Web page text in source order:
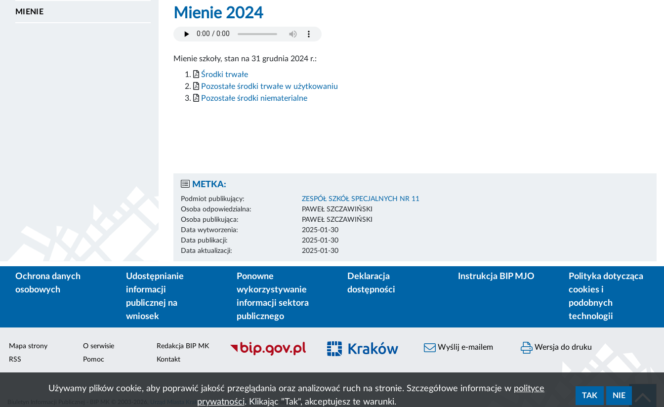
Używamy plików cookie, aby poprawić jakość przeglądania oraz analizować ruch na stronie. Szczegółowe informacje w polityce
prywatności. Klikając "Tak", akceptujesz te warunki.
TAK NIE
MIENIE Mienie 2024
Mienie szkoły, stan na 31 grudnia 2024 r.:
Środki trwałe
Pozostałe środki trwałe w użytkowaniu
Pozostałe środki niematerialne
METKA:
Podmiot publikujący:
ZESPÓŁ SZKÓŁ SPECJALNYCH NR 11
Osoba odpowiedzialna:
PAWEŁ SZCZAWIŃSKI
Osoba publikująca:
PAWEŁ SZCZAWIŃSKI
Data wytworzenia:
2025-01-30
Data publikacji:
2025-01-30
Data aktualizacji:
2025-01-30
Ochrona danych
osobowych
Udostępnianie
informacji
publicznej na
wniosek
Ponowne
wykorzystywanie
informacji sektora
publicznego
Deklaracja
dostępności
Instrukcja BIP MJO
Polityka dotycząca
cookies i
podobnych
technologii
Mapa strony
RSS
O serwisie
Pomoc
Redakcja BIP MK
Kontakt
Wyślij e-mailem Wersja do druku
Urząd Miasta Krakowa,ACK Cyfronet AGHliczba wyświetleń:938